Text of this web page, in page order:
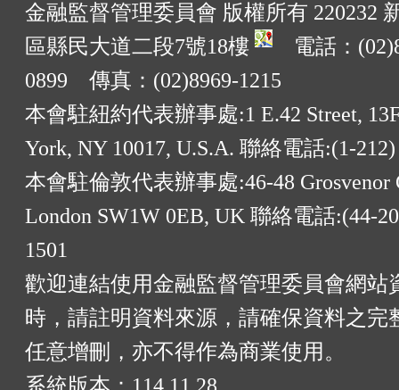
金融監督管理委員會 版權所有 220232
區縣民大道二段7號18樓
電話：
0899 傳真：(02)8969-1215
本會駐紐約代表辦事處:1 E.42 Street,
York, NY 10017, U.S.A. 聯絡電話:(1-212)
本會駐倫敦代表辦事處:46-48 Grosvenor
London SW1W 0EB, UK 聯絡電話:(44-
1501
歡迎連結使用金融監督管理委員會網站
時，請註明資料來源，請確保資料之完
任意增刪，亦不得作為商業使用。